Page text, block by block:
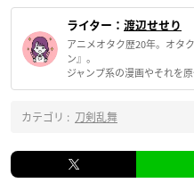
ライター： 渡辺せせり
アニメオタク歴20年。オタ
ン』。
ジャンプ系の漫画やそれを
カテゴリ : 刀剣乱舞